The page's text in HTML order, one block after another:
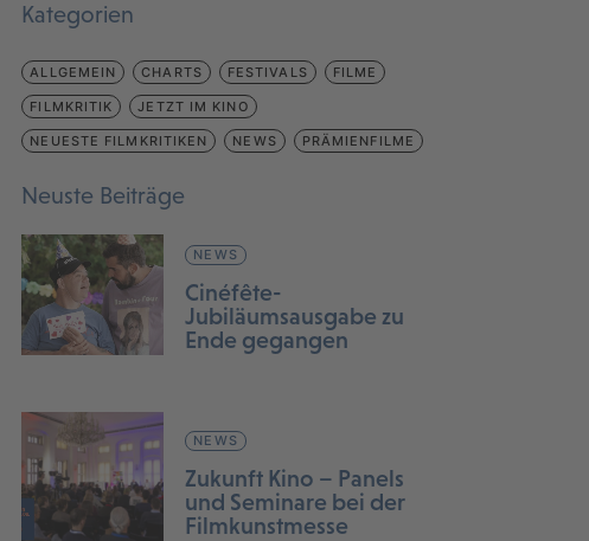
Kategorien
ALLGEMEIN CHARTS FESTIVALS FILME
FILMKRITIK JETZT IM KINO
NEUESTE FILMKRITIKEN NEWS PRÄMIENFILME
Neuste Beiträge
NEWS
Cinéfête-
Jubiläumsausgabe zu
Ende gegangen
NEWS
Zukunft Kino – Panels
und Seminare bei der
Filmkunstmesse